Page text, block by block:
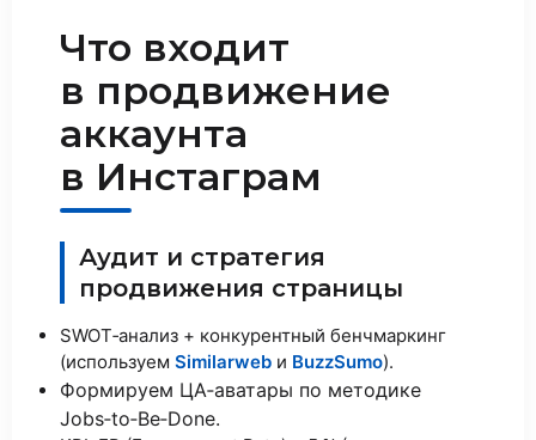
Что входит
в продвижение
аккаунта
в Инстаграм
Аудит и стратегия
продвижения страницы
SWOT‑анализ + конкурентный бенчмаркинг
(используем Similarweb и BuzzSumo).
Формируем ЦА‑аватары по методике
Jobs‑to‑Be‑Done.